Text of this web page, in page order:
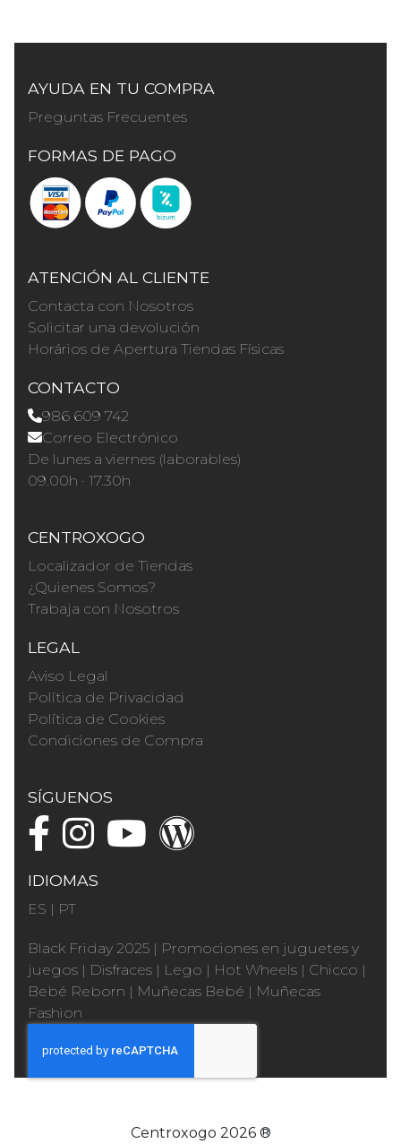
AYUDA EN TU COMPRA
Preguntas Frecuentes
FORMAS DE PAGO
ATENCIÓN AL CLIENTE
Contacta con Nosotros
Solicitar una devolución
Horários de Apertura Tiendas Físicas
CONTACTO
986 609 742
Correo Electrónico
De lunes a viernes (laborables)
09.00h · 17.30h
CENTROXOGO
Localizador de Tiendas
¿Quienes Somos?
Trabaja con Nosotros
LEGAL
Aviso Legal
Política de Privacidad
Política de Cookies
Condiciones de Compra
SÍGUENOS
IDIOMAS
ES | PT
Black Friday 2025 | Promociones en juguetes y
juegos | Disfraces | Lego | Hot Wheels | Chicco |
Bebé Reborn | Muñecas Bebé | Muñecas
Fashion
Centroxogo 2026 ®